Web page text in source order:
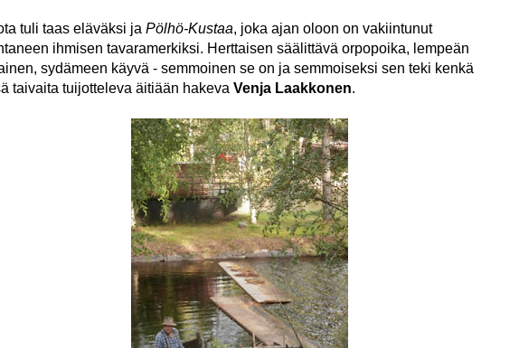
tuli taas eläväksi ja Pölhö-Kustaa, joka ajan oloon on vakiintunut
ihmisen tavaramerkiksi. Herttaisen säälittävä orpopoika, lempeän
sydämeen käyvä - semmoinen se on ja semmoiseksi sen teki kenkä
taivaita tuijotteleva äitiään hakeva Venja Laakkonen.